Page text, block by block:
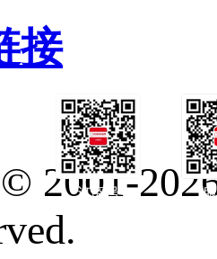
接
订阅号
2001-